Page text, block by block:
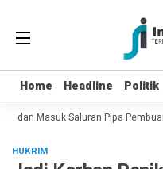
Home Headline Politik
Home Headline Politik
dan Masuk Saluran Pipa
HUKRIM